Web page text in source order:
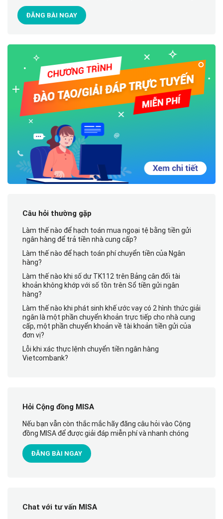
ĐĂNG BÀI NGAY
Câu hỏi thường gặp
Làm thế nào để hạch toán mua ngoại tệ bằng tiền gửi
ngân hàng để trả tiền nhà cung cấp?
Làm thế nào để hạch toán phí chuyển tiền của Ngân
hàng?
Làm thế nào khi số dư TK112 trên Bảng cân đối tài
khoản không khớp với số tồn trên Sổ tiền gửi ngân
hàng?
Làm thế nào khi phát sinh khế ước vay có 2 hình thức giải
ngân là một phần chuyển khoản trực tiếp cho nhà cung
cấp, một phần chuyển khoản về tài khoản tiền gửi của
đơn vị?
Lỗi khi xác thực lệnh chuyển tiền ngân hàng
Vietcombank?
Hỏi Cộng đồng MISA
Nếu bạn vẫn còn thắc mắc hãy đăng câu hỏi vào Cộng
đồng MISA để được giải đáp miễn phí và nhanh chóng
ĐĂNG BÀI NGAY
Chat với tư vấn MISA